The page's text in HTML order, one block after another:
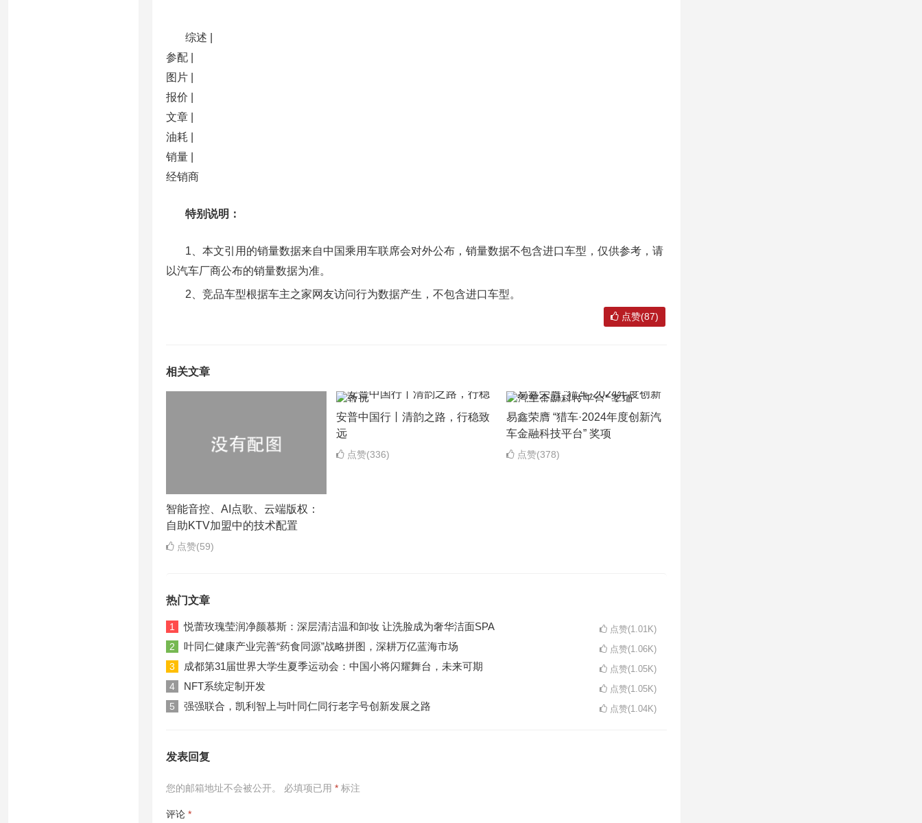
综述 |
参配 |
图片 |
报价 |
文章 |
油耗 |
销量 |
经销商
特别说明：
1、本文引用的销量数据来自中国乘用车联席会对外公布，销量数据不包含进口车型，仅供参考，请
以汽车厂商公布的销量数据为准。
2、竞品车型根据车主之家网友访问行为数据产生，不包含进口车型。
点赞(87)
相关文章
智能音控、AI点歌、云端版权：
自助KTV加盟中的技术配置
点赞(59)
安普中国行丨清韵之路，行稳致
远
点赞(336)
易鑫荣膺 “猎车·2024年度创新汽
车金融科技平台” 奖项
点赞(378)
热门文章
1 悦蕾玫瑰莹润净颜慕斯：深层清洁温和卸妆 让洗脸成为奢华洁面SPA 点赞(1.01K)
2 叶同仁健康产业完善“药食同源”战略拼图，深耕万亿蓝海市场 点赞(1.06K)
3 成都第31届世界大学生夏季运动会：中国小将闪耀舞台，未来可期 点赞(1.05K)
4 NFT系统定制开发 点赞(1.05K)
5 强强联合，凯利智上与叶同仁同行老字号创新发展之路 点赞(1.04K)
发表回复
您的邮箱地址不会被公开。 必填项已用 * 标注
评论 *